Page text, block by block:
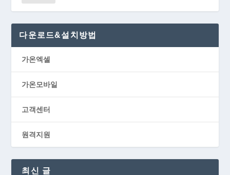
다운로드&설치방법
가온엑셀
가온모바일
고객센터
원격지원
최신 글